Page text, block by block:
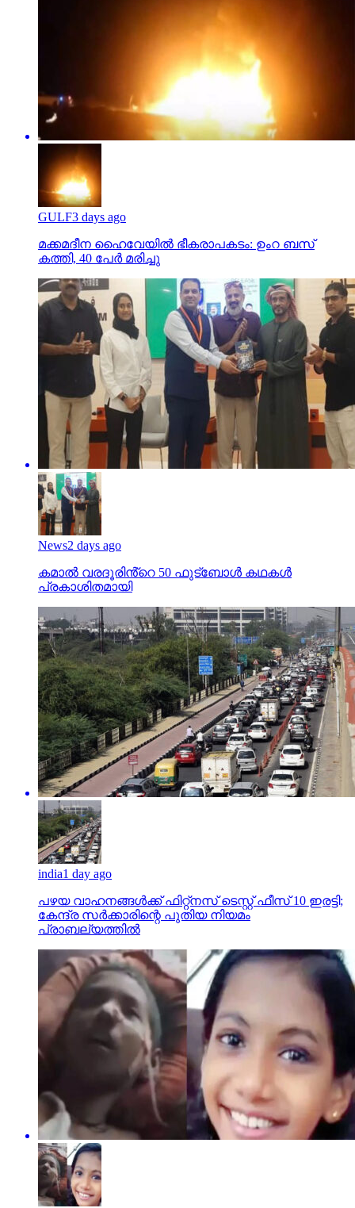
GULF3 days ago
മക്കമദീന ഹൈവേയില്‍ ഭീകരാപകടം: ഉംറ ബസ്
കത്തി, 40 പേര്‍ മരിച്ചു
News2 days ago
കമാൽ വരദൂരിൻ്റെ 50 ഫുട്ബോൾ കഥകൾ
പ്രകാശിതമായി
india1 day ago
പഴയ വാഹനങ്ങള്‍ക്ക് ഫിറ്റ്‌നസ് ടെസ്റ്റ് ഫീസ് 10 ഇരട്ടി;
കേന്ദ്ര സര്‍ക്കാരിന്റെ പുതിയ നിയമം
പ്രാബല്യത്തില്‍